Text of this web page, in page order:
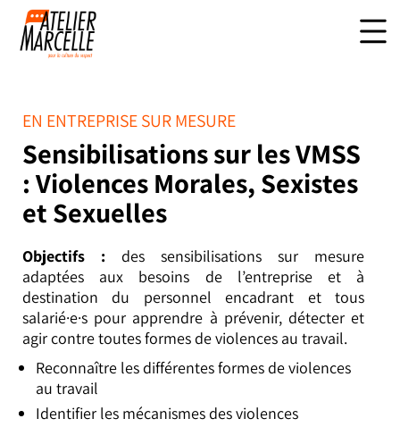
EN ENTREPRISE SUR MESURE
Sensibilisations sur les VMSS
: Violences Morales, Sexistes
et Sexuelles
Objectifs : des sensibilisations sur mesure
adaptées aux besoins de l’entreprise et à
destination du personnel encadrant et tous
salarié·e·s pour apprendre à prévenir, détecter et
agir contre toutes formes de violences au travail.
Reconnaître les différentes formes de violences
au travail
Identifier les mécanismes des violences